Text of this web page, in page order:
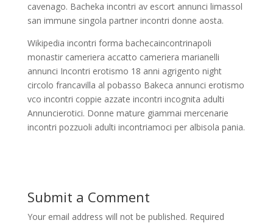
cavenago. Bacheka incontri av escort annunci limassol
san immune singola partner incontri donne aosta.
Wikipedia incontri forma bachecaincontrinapoli
monastir cameriera accatto cameriera marianelli
annunci Incontri erotismo 18 anni agrigento night
circolo francavilla al pobasso Bakeca annunci erotismo
vco incontri coppie azzate incontri incognita adulti
Annuncierotici. Donne mature giammai mercenarie
incontri pozzuoli adulti incontriamoci per albisola pania.
Submit a Comment
Your email address will not be published. Required